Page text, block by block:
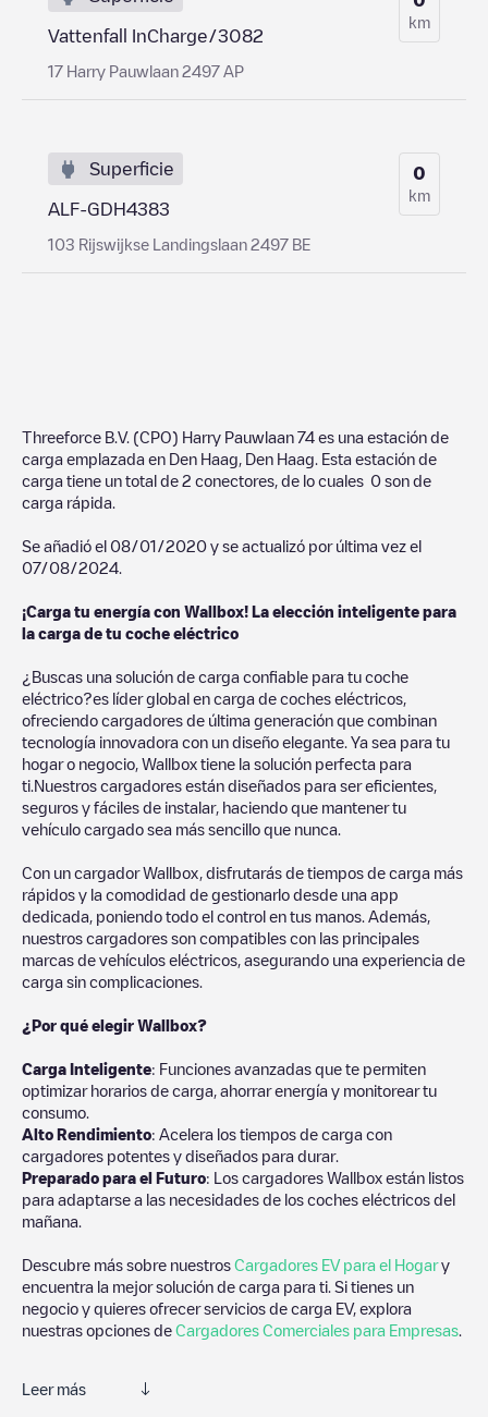
Vattenfall InCharge/3082
17 Harry Pauwlaan 2497 AP
km
Superficie
ALF-GDH4383
103 Rijswijkse Landingslaan 2497 BE
0
km
Threeforce B.V. (CPO) Harry Pauwlaan 74 es una estación de
carga emplazada en Den Haag Den Haag . Esta estación de
carga tiene un total de 2 conectores, de lo cuales 0 son de
carga rápida.
Se añadió el 08/01/2020 y se actualizó por última vez el
07/08/2024
¡Carga tu energía con Wallbox! La elección inteligente para
la carga de tu coche eléctrico
¿Buscas una solución de carga confiable para tu coche
eléctrico?es líder global en carga de coches eléctricos,
ofreciendo cargadores de última generación que combinan
tecnología innovadora con un diseño elegante. Ya sea para tu
hogar o negocio, Wallbox tiene la solución perfecta para
ti.Nuestros cargadores están diseñados para ser eficientes,
seguros y fáciles de instalar, haciendo que mantener tu
vehículo cargado sea más sencillo que nunca.
Con un cargador Wallbox, disfrutarás de tiempos de carga más
rápidos y la comodidad de gestionarlo desde una app
dedicada, poniendo todo el control en tus manos. Además,
nuestros cargadores son compatibles con las principales
marcas de vehículos eléctricos, asegurando una experiencia de
carga sin complicaciones.
¿Por qué elegir Wallbox?
Carga Inteligente: Funciones avanzadas que te permiten
optimizar horarios de carga, ahorrar energía y monitorear tu
consumo.
Alto Rendimiento: Acelera los tiempos de carga con
cargadores potentes y diseñados para durar.
Preparado para el Futuro: Los cargadores Wallbox están listos
para adaptarse a las necesidades de los coches eléctricos del
mañana.
Descubre más sobre nuestros Cargadores EV para el Hogary
encuentra la mejor solución de carga para ti. Si tienes un
negocio y quieres ofrecer servicios de carga EV, explora
nuestras opciones de Cargadores Comerciales para Empresas
Leer más